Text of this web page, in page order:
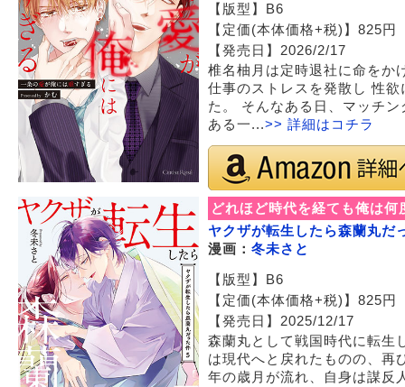
【版型】B6
【定価(本体価格+税)】825
【発売日】2026/2/17
椎名柚月は定時退社に命をか
仕事のストレスを発散し 性
た。 そんなある日、マッチ
ある一...>> 詳細はコチラ
どれほど時代を経ても俺は何
ヤクザが転生したら森蘭丸だ
漫画： 冬未さと
【版型】B6
【定価(本体価格+税)】825
【発売日】2025/12/17
森蘭丸として戦国時代に転生
は現代へと戻れたものの、再
年の歳月が流れ、自身は謀反